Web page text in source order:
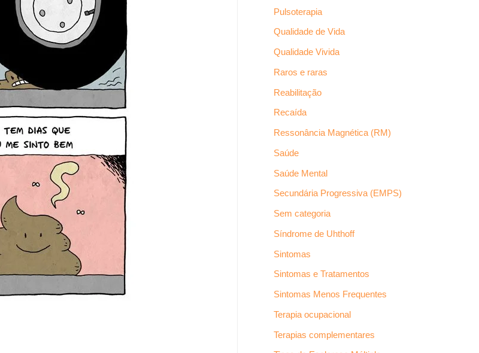
Pulsoterapia
Qualidade de Vida
Qualidade Vivida
Raros e raras
Reabilitação
Recaída
Ressonância Magnética (RM)
Saúde
Saúde Mental
Secundária Progressiva (EMPS)
Sem categoria
Síndrome de Uhthoff
Sintomas
Sintomas e Tratamentos
Sintomas Menos Frequentes
Terapia ocupacional
Terapias complementares